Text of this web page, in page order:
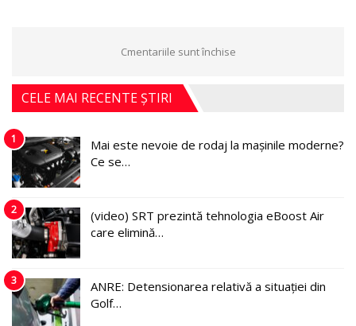
Cmentariile sunt închise
CELE MAI RECENTE ȘTIRI
1
Mai este nevoie de rodaj la mașinile moderne?
Ce se…
2
(video) SRT prezintă tehnologia eBoost Air
care elimină…
3
ANRE: Detensionarea relativă a situației din
Golf…